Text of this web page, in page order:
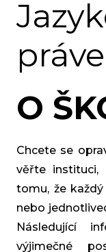
O
Chcete se
věřte instituci,
tomu, že
nebo
Následující
výjimečné